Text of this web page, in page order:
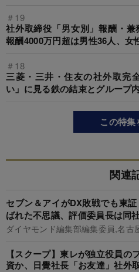
＃19
社外取締役「男女別」報酬・兼
報酬4000万円超は男性36人、女
＃18
三菱・三井・住友の社外取完
い」に見る鉄の結束とグループ
この特集
関連
セブン＆アイがDX敗戦でも東
ばれた不思議、評価委員長は同
ダイヤモンド編集部編集委員,名古
【スクープ】東レが独立役員の
資か、日覺社長「お友達」社外